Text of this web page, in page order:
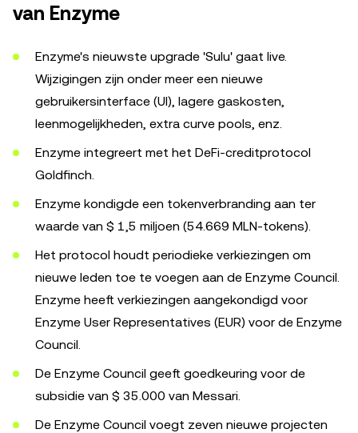
van Enzyme
Enzyme's nieuwste upgrade 'Sulu' gaat live.
Wijzigingen zijn onder meer een nieuwe
gebruikersinterface (UI), lagere gaskosten,
leenmogelijkheden, extra curve pools, enz.
Enzyme integreert met het DeFi-creditprotocol
Goldfinch.
Enzyme kondigde een tokenverbranding aan ter
waarde van $ 1,5 miljoen (54.669 MLN-tokens).
Het protocol houdt periodieke verkiezingen om
nieuwe leden toe te voegen aan de Enzyme Council.
Enzyme heeft verkiezingen aangekondigd voor
Enzyme User Representatives (EUR) voor de Enzyme
Council.
De Enzyme Council geeft goedkeuring voor de
subsidie van $ 35.000 van Messari.
De Enzyme Council voegt zeven nieuwe projecten